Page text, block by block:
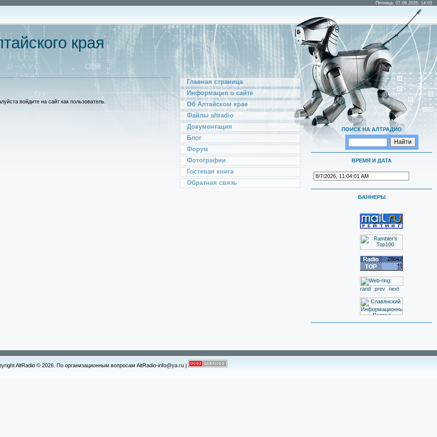
Пятница, 07.08.2026, 14:03
края
войдите на сайт как пользователь.
Главная страница
Информация о сайте
Об Алтайском крае
Файлы altradio
Документация
Блог
Форум
Фотографии
Гостевая книга
Обратная связь
ПОИСК НА АЛТРАДИО
ВРЕМЯ И ДАТА
БАННЕРЫ
AltRadio © 2026. По организационным вопросам AltRadio-info@ya.ru|